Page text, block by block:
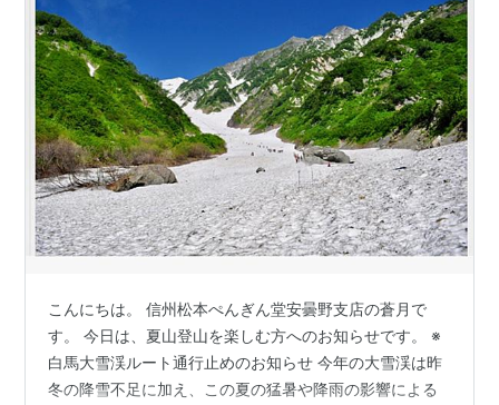
こんにちは。 信州松本ぺんぎん堂安曇野支店の蒼月で
す。 今日は、夏山登山を楽しむ方へのお知らせです。 ※
白馬大雪渓ルート通行止めのお知らせ 今年の大雪渓は昨
冬の降雪不足に加え、この夏の猛暑や降雨の影響による